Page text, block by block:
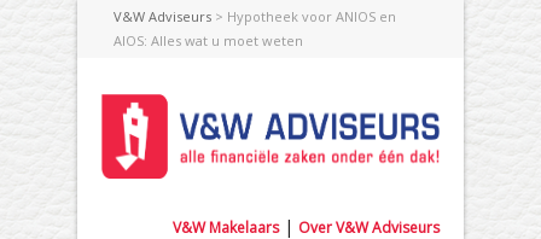
V&W Adviseurs > Hypotheek voor ANIOS en
AIOS: Alles wat u moet weten
V&W Makelaars| Over V&W Adviseurs